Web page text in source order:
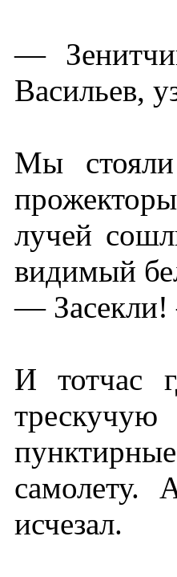
—
Васильев,
Мы
лучей
видимый
— Засекли!
И тотчас
самолету.
исчезал.